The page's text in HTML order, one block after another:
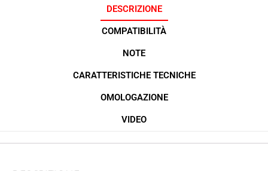
DESCRIZIONE
COMPATIBILITÀ
NOTE
CARATTERISTICHE TECNICHE
OMOLOGAZIONE
VIDEO